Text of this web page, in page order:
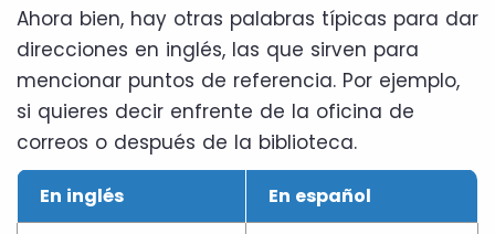
Ahora bien, hay otras palabras típicas para dar
direcciones en inglés, las que sirven para
mencionar puntos de referencia. Por ejemplo,
si quieres decir enfrente de la oficina de
correos o después de la biblioteca.
En inglés En español